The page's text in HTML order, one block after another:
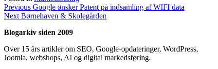
Indlægsnavigation
Previous Previous
post:
Google ønsker Patent på indsamling af WIFI data
Next Next
Børnehaven & Skolegården
Blogarkiv siden 2009
Over 15 års artikler om SEO, Google-opdateringer, WordPress,
Joomla, webshops, AI og digital markedsføring.